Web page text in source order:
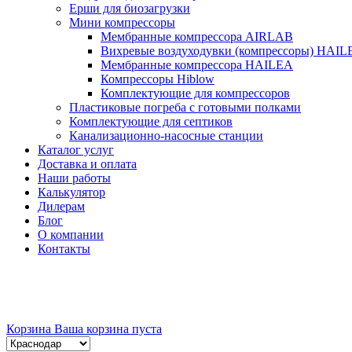
Ерши для биозагрузки
Мини компрессоры
Мембранные компрессора AIRLAB
Вихревые воздуходувки (компрессоры)
Мембранные компрессора HAILEA
Компрессоры Hiblow
Комплектующие для компрессоров
Пластиковые погреба с готовыми полками
Комплектующие для септиков
Канализационно-насосные станции
Каталог услуг
Доставка и оплата
Наши работы
Калькулятор
Дилерам
Блог
О компании
Контакты
Корзина Ваша корзина пуста